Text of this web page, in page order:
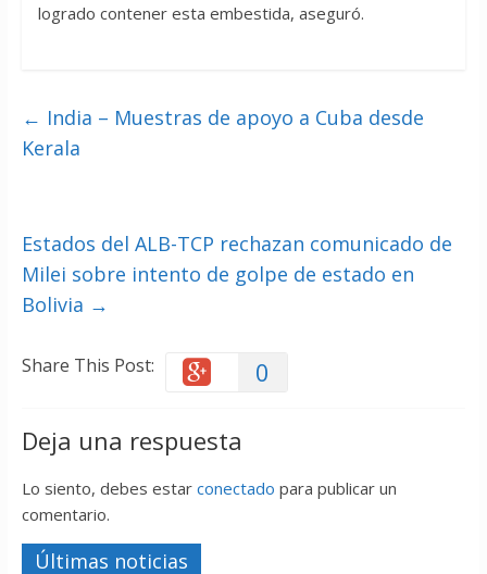
logrado contener esta embestida, aseguró.
← India – Muestras de apoyo a Cuba desde
Kerala
Estados del ALB-TCP rechazan comunicado de
Milei sobre intento de golpe de estado en
Bolivia →
Share This Post: 0
Deja una respuesta
Lo siento, debes estar conectado para publicar un
comentario.
Últimas noticias